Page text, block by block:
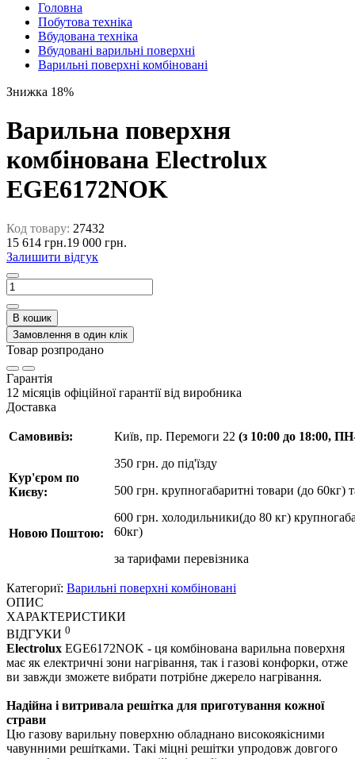
Головна
Побутова техніка
Вбудована техніка
Вбудовані варильні поверхні
Варильні поверхні комбіновані
Знижка 18%
Варильна поверхня
комбінована Electrolux
EGE6172NOK
Код товару: 27432
15 614 грн.19 000 грн.
Залишити відгук
В кошик
Замовлення в один клік
Товар розпродано
Гарантія
12 місяців офіційної гарантії від виробника
Доставка
Самовивіз:
Кур'єром по
Києву:
Новою Поштою:
Київ, пр. Перемоги 22 (з 10:00 до 18:00,
350 грн. до під'їзду
500 грн. крупногабаритні товари (до 60кг)
600 грн. холодильники(до 80 кг)
60кг)
за тарифами перевізника
Категориї: Варильні поверхні комбіновані
ОПИС
ХАРАКТЕРИСТИКИ
ВІДГУКИ 0
Electrolux EGE6172NOK - ця комбінована варильна поверхня
має як електричні зони нагрівання, так і газові конфорки, отже
ви завжди зможете вибрати потрібне джерело нагрівання.
Надійна і витривала решітка для приготування кожної
страви
Цю газову варильну поверхню обладнано високоякісними
чавунними решітками. Такі міцні решітки упродовж довгого